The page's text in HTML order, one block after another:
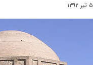
۵ تیر ۱۳۹۲